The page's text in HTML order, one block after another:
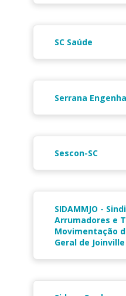
SC Saúde
Serrana
Sescon-SC
SIDAMMJO -
Arrumadores e
Movimentação
Geral de